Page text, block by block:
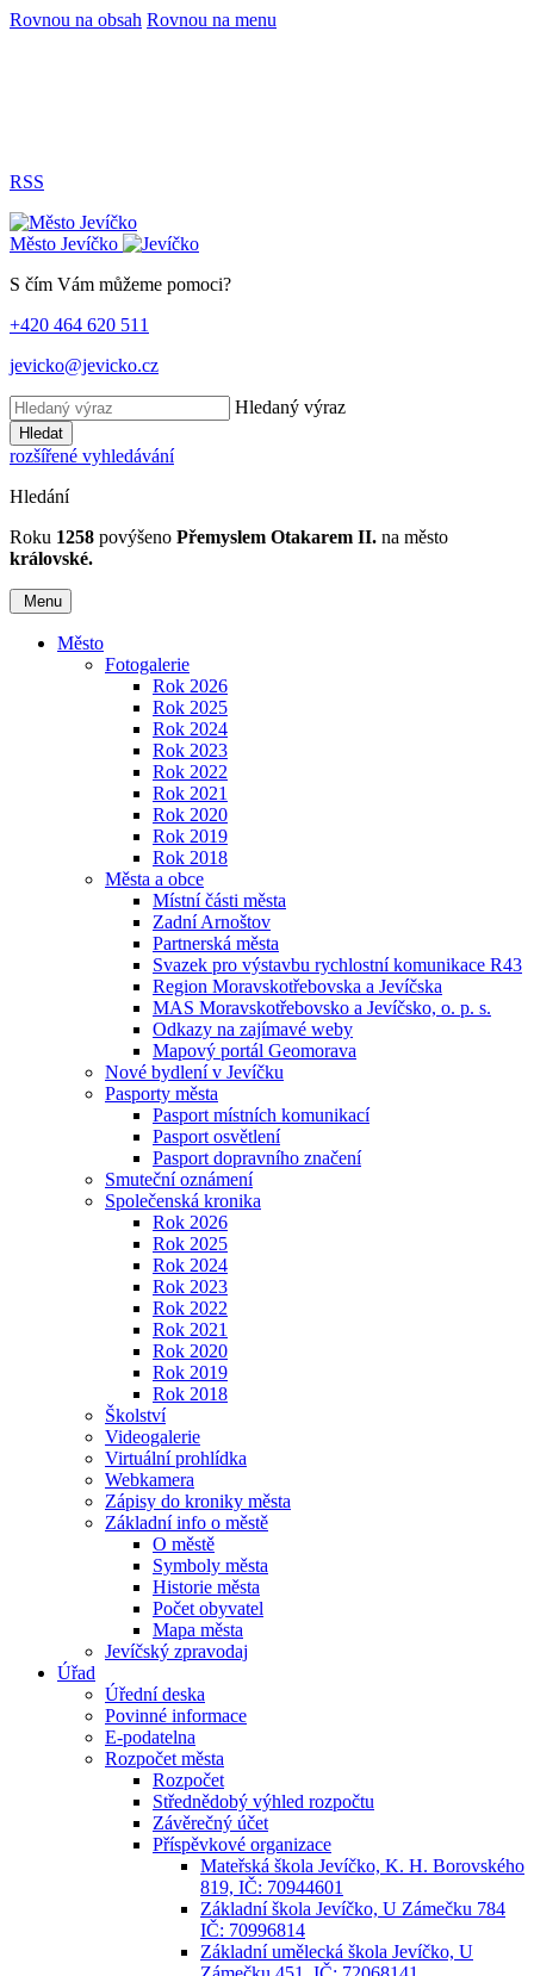
Rovnou na obsah Rovnou na menu
RSS
Město Jevíčko
S čím Vám můžeme pomoci?
+420 464 620 511
jevicko@jevicko.cz
Hledaný výraz
Hledat
rozšířené vyhledávání
Hledání
Roku 1258 povýšeno Přemyslem Otakarem II. na město
královské.
Menu
Město
Fotogalerie
Rok 2026
Rok 2025
Rok 2024
Rok 2023
Rok 2022
Rok 2021
Rok 2020
Rok 2019
Rok 2018
Města a obce
Místní části města
Zadní Arnoštov
Partnerská města
Svazek pro výstavbu rychlostní komunikace R43
Region Moravskotřebovska a Jevíčska
MAS Moravskotřebovsko a Jevíčsko, o. p. s.
Odkazy na zajímavé weby
Mapový portál Geomorava
Nové bydlení v Jevíčku
Pasporty města
Pasport místních komunikací
Pasport osvětlení
Pasport dopravního značení
Smuteční oznámení
Společenská kronika
Rok 2026
Rok 2025
Rok 2024
Rok 2023
Rok 2022
Rok 2021
Rok 2020
Rok 2019
Rok 2018
Školství
Videogalerie
Virtuální prohlídka
Webkamera
Zápisy do kroniky města
Základní info o městě
O městě
Symboly města
Historie města
Počet obyvatel
Mapa města
Jevíčský zpravodaj
Úřad
Úřední deska
Povinné informace
E-podatelna
Rozpočet města
Rozpočet
Střednědobý výhled rozpočtu
Závěrečný účet
Příspěvkové organizace
Mateřská škola Jevíčko, K. H. Borovského
819, IČ: 70944601
Základní škola Jevíčko, U Zámečku 784
IČ: 70996814
Základní umělecká škola Jevíčko, U